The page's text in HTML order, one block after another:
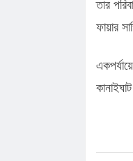
তার
ফায়ার